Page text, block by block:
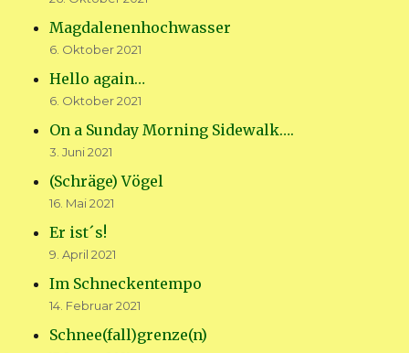
Magdalenenhochwasser
6. Oktober 2021
Hello again…
6. Oktober 2021
On a Sunday Morning Sidewalk….
3. Juni 2021
(Schräge) Vögel
16. Mai 2021
Er ist´s!
9. April 2021
Im Schneckentempo
14. Februar 2021
Schnee(fall)grenze(n)